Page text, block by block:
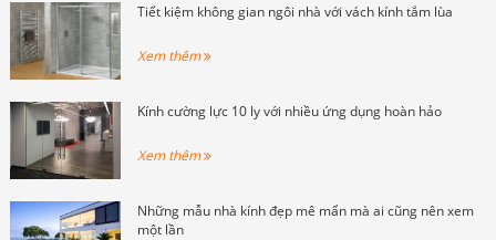
Tiết kiệm không gian ngôi nhà với vách kính tắm lùa
Xem thêm
Kính cường lực 10 ly với nhiều ứng dụng hoàn hảo
Xem thêm
Những mẫu nhà kính đẹp mê mẩn mà ai cũng nên xem
một lần